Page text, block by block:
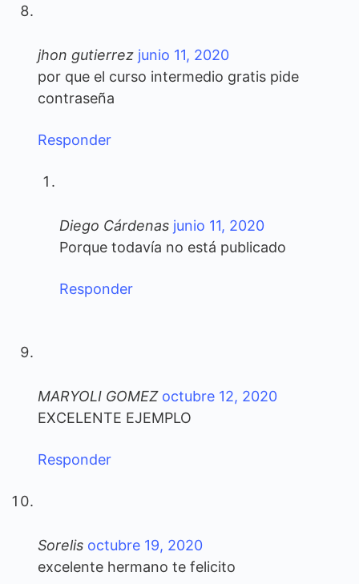
jhon gutierrez junio 11, 2020
por que el curso intermedio gratis pide
contraseña
Responder
Diego Cárdenas junio 11, 2020
Porque todavía no está publicado
Responder
MARYOLI GOMEZ octubre 12, 2020
EXCELENTE EJEMPLO
Responder
Sorelis octubre 19, 2020
excelente hermano te felicito